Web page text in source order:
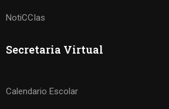
NotiCCIas
Secretaria Virtual
Calendario Escolar